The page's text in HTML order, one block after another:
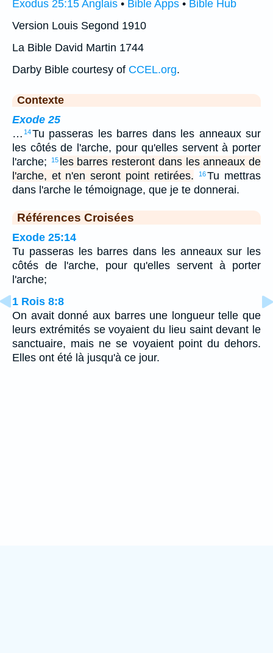
Exodus 25:15 Anglais • Bible Apps • Bible Hub
Version Louis Segond 1910
La Bible David Martin 1744
Darby Bible courtesy of CCEL.org.
Contexte
Exode 25
… 14Tu passeras les barres dans les anneaux sur
les côtés de l'arche, pour qu'elles servent à porter
l'arche;
15 les barres resteront dans les anneaux de
l'arche, et n'en seront point retirées.
16Tu mettras
dans l'arche le témoignage, que je te donnerai.
Références Croisées
Exode 25:14
Tu passeras les barres dans les anneaux sur les
côtés de l'arche, pour qu'elles servent à porter
l'arche;
1 Rois 8:8
On avait donné aux barres une longueur telle que
leurs extrémités se voyaient du lieu saint devant le
sanctuaire, mais ne se voyaient point du dehors.
Elles ont été là jusqu'à ce jour.